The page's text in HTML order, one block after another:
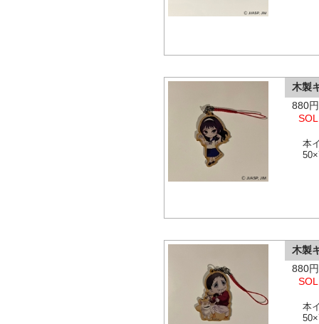
木製
880
本
木製
880
本